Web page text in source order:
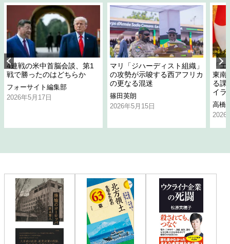
4連戦の米中首脳会談、第1
戦で勝ったのはどちらか
フォーサイト編集部
2026年5月17日
マリ「ジハーディスト組織」
の攻勢が示唆する西アフリカ
の更なる混迷
篠田英朗
2026年5月15日
「
東南
る課
イラ
高橋
2026